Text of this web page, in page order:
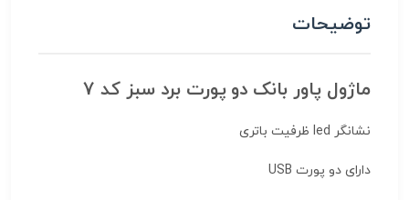
توضیحات
ماژول پاور بانک دو پورت برد سبز کد 7
نشانگر led ظرفیت باتری
دارای دو پورت USB